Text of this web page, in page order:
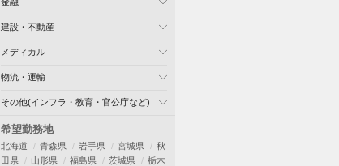
建設・不動産
メディカル
物流・運輸
その他(インフラ・教育・官公庁など)
希望勤務地
北海道 青森県 岩手県 宮城県
秋
田県
山形県 福島県 茨城県
栃木